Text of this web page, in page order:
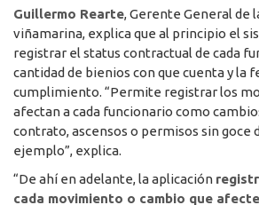
Guillermo Rearte, Gerente General de
viñamarina, explica que al principio el
registrar el status contractual de cada
cantidad de bienios con que cuenta y la
cumplimiento. “Permite registrar los
afectan a cada funcionario como
contrato, ascensos o permisos sin goce
ejemplo”, explica.
“De ahí en adelante, la aplicación
cada movimiento o cambio que